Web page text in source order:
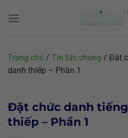
đến
Trang chủ / Tin tức chung / Đặt
danh thiếp – Phần 1
Đặt chức danh
thiếp – Phần 1